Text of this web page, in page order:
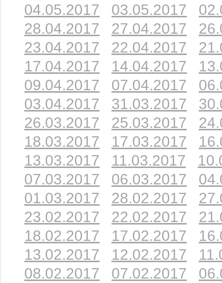
04.05.2017
03.05.2017
28.04.2017
27.04.2017
23.04.2017
22.04.2017
17.04.2017
14.04.2017
09.04.2017
07.04.2017
03.04.2017
31.03.2017
26.03.2017
25.03.2017
18.03.2017
17.03.2017
13.03.2017
11.03.2017
07.03.2017
06.03.2017
01.03.2017
28.02.2017
23.02.2017
22.02.2017
18.02.2017
17.02.2017
13.02.2017
12.02.2017
08.02.2017
07.02.2017